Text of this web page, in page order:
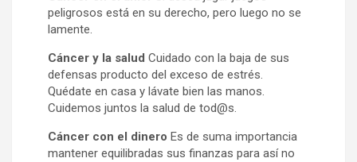
peligrosos está en su derecho, pero luego no se
lamente.
Cáncer y la salud Cuidado con la baja de sus
defensas producto del exceso de estrés.
Quédate en casa y lávate bien las manos.
Cuidemos juntos la salud de tod@s.
Cáncer con el dinero Es de suma importancia
mantener equilibradas sus finanzas para así no